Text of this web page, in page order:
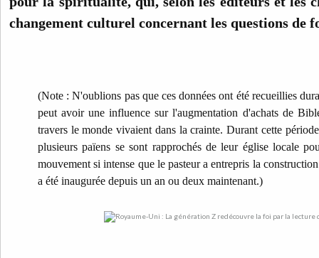
changement culturel concernant les questions de
(Note : N'oublions pas que ces données ont été recueillies
peut avoir une influence sur l'augmentation d'achats de
travers le monde vivaient dans la crainte. Durant cette
plusieurs païens se sont rapprochés de leur église locale
mouvement si intense que le pasteur a entrepris la
a été inaugurée depuis un an ou deux maintenant.)